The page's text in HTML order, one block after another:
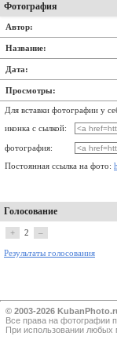
Фотография
Автор:
Название:
Дата:
Просмотры:
Для вставки фотографии у
иконка с сылкой:
фотография:
Постоянная ссылка на фото:
Голосование
+ 2 –
Результаты голосования
© 2003-2026
Все прaва на фотографии
При использовании любых